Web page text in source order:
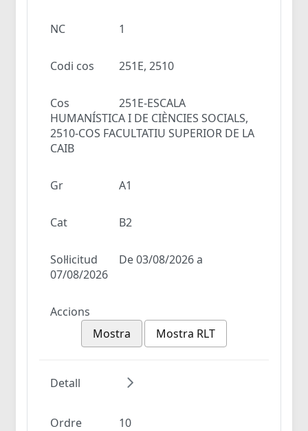
NC 1
Codi cos 251E, 2510
Cos
251E-ESCALA
HUMANÍSTICA I DE CIÈNCIES SOCIALS,
2510-COS FACULTATIU SUPERIOR DE LA
CAIB
Gr A1
Cat B2
Sol·licitud
De 03/08/2026 a
07/08/2026
Accions
Mostra
Mostra RLT
Detall
Ordre 10